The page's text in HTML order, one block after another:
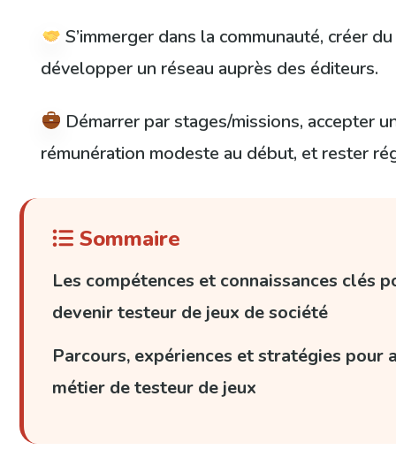
S’immerger dans la communauté, créer
développer un réseau auprès des éditeurs.
Démarrer par stages/missions, accepter
rémunération modeste au début, et rester
Sommaire
Les compétences et connaissances clés
devenir testeur de jeux de société
Parcours, expériences et stratégies pour
métier de testeur de jeux